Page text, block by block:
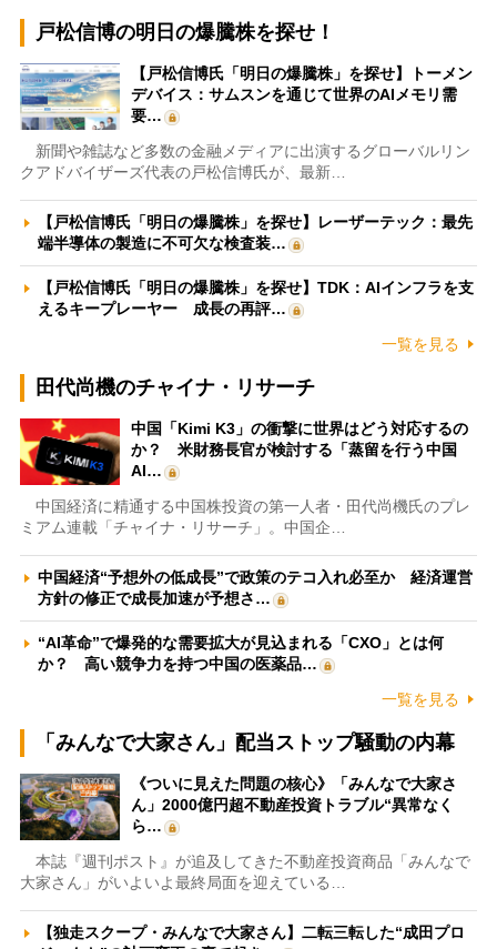
戸松信博の明日の爆騰株を探せ！
【戸松信博氏「明日の爆騰株」を探せ】トーメン
デバイス：サムスンを通じて世界のAIメモリ需
要…
新聞や雑誌など多数の金融メディアに出演するグローバルリン
クアドバイザーズ代表の戸松信博氏が、最新…
【戸松信博氏「明日の爆騰株」を探せ】レーザーテック：最先
端半導体の製造に不可欠な検査装…
【戸松信博氏「明日の爆騰株」を探せ】TDK：AIインフラを支
えるキープレーヤー 成長の再評…
一覧を見る
田代尚機のチャイナ・リサーチ
中国「Kimi K3」の衝撃に世界はどう対応するの
か？ 米財務長官が検討する「蒸留を行う中国
AI…
中国経済に精通する中国株投資の第一人者・田代尚機氏のプレ
ミアム連載「チャイナ・リサーチ」。中国企…
中国経済“予想外の低成長”で政策のテコ入れ必至か 経済運営
方針の修正で成長加速が予想さ…
“AI革命”で爆発的な需要拡大が見込まれる「CXO」とは何
か？ 高い競争力を持つ中国の医薬品…
一覧を見る
「みんなで大家さん」配当ストップ騒動の内幕
《ついに見えた問題の核心》「みんなで大家さ
ん」2000億円超不動産投資トラブル“異常なく
ら…
本誌『週刊ポスト』が追及してきた不動産投資商品「みんなで
大家さん」がいよいよ最終局面を迎えている…
【独走スクープ・みんなで大家さん】二転三転した“成田プロ